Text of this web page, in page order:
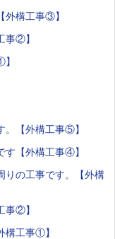
外構工事③】
事②】
。【外構工事⑤】
す【外構工事④】
りの工事です。【外構
事②】
構工事①】